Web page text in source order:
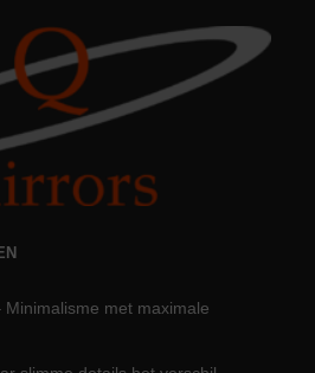
met maximale